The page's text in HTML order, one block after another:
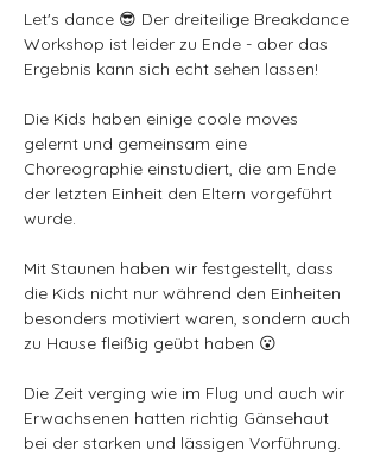
Let's dance 😎 Der dreiteilige Breakdance
Workshop ist leider zu Ende - aber das
Ergebnis kann sich echt sehen lassen!
Die Kids haben einige coole moves
gelernt und gemeinsam eine
Choreographie einstudiert, die am Ende
der letzten Einheit den Eltern vorgeführt
wurde.
Mit Staunen haben wir festgestellt, dass
die Kids nicht nur während den Einheiten
besonders motiviert waren, sondern auch
zu Hause fleißig geübt haben 😮
Die Zeit verging wie im Flug und auch wir
Erwachsenen hatten richtig Gänsehaut
bei der starken und lässigen Vorführung.